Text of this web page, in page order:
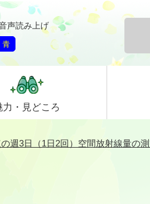
声読み上げ
青
力・ 見どころ
週3日（1日2回）空間放射線量の